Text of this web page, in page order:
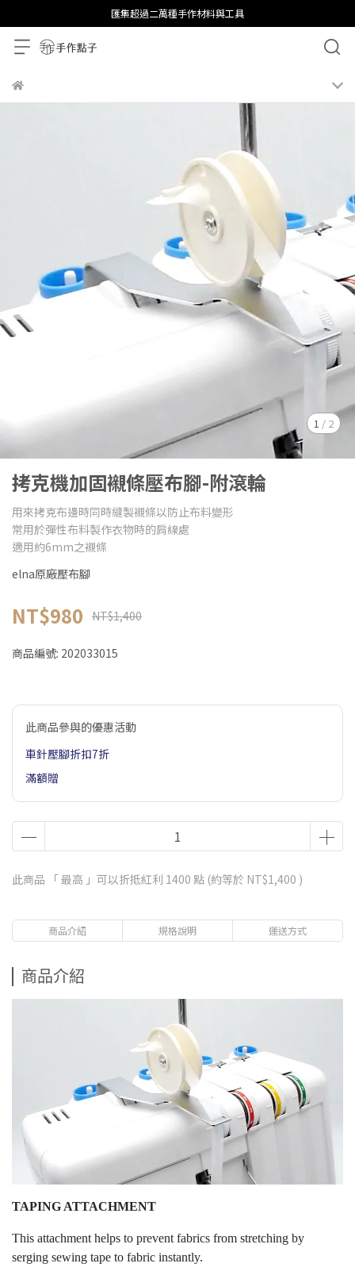
匯集超過二萬種手作材料與工具
1 / 2
拷克機加固襯條壓布腳-附滾輪
用來拷克布邊時同時縫製襯條以防止布料變形
常用於彈性布料製作衣物時的肩線處
適用約6mm之襯條
elna原廠壓布腳
NT$980 NT$1,400
商品編號: 202033015
此商品參與的優惠活動
車針壓腳折扣7折
滿額贈
此商品 「 最高 」可以折抵紅利 1400 點 (約等於 NT$1,400 )
商品介紹 規格說明 運送方式
商品介紹
TAPING ATTACHMENT
This attachment helps to prevent fabrics from stretching by
serging sewing tape to fabric instantly.